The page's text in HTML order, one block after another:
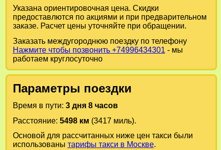
Указана ориентировочная цена. Скидки
предоставлются по акциями и при предварительном
заказе. Расчет цены уточняйте при обращении.
Заказать междугороднюю поездку по телефону
Нажмите чтобы позвонить +74996434301 - мы
работаем круглосуточно
Параметры поездки
Время в пути: 3 дня 8 часов
Расстояние: 5498 км (3417 миль).
Основой для рассчитанных ниже цен такси были
использованы тарифы такси в Москве.